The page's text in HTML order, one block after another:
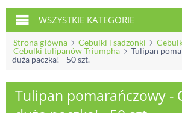
WSZYSTKIE KATEGORIE
Strona główna Cebulki i sadzonki
Cebulki tulipanów Triumpha
Tulipan
duża paczka! - 50 szt.
Tulipan pomarańczowy -